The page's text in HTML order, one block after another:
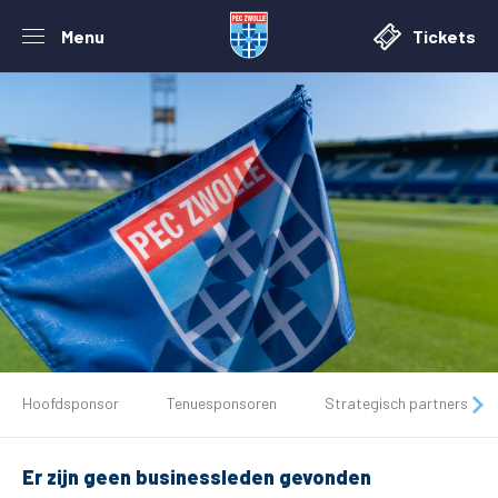
Menu Tickets
Tickets
Matchdays
Hoofdsponsor Tenuesponsoren Strategisch partners
Er zijn geen businessleden gevonden